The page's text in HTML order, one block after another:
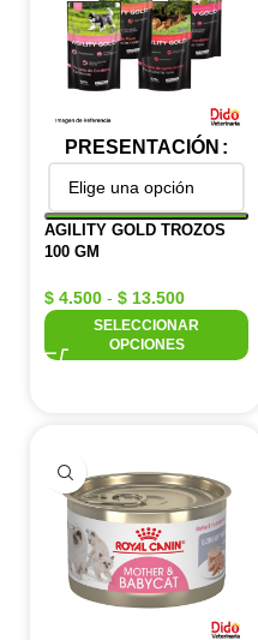
PRESENTACIÓN
AGILITY GOLD TROZOS
100 GM
$ 4.500 - $ 13.500
SELECCIONAR
OPCIONES